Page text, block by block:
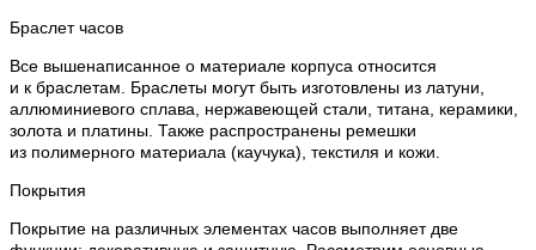
Браслет часов
Все вышенаписанное о материале корпуса относится
и к браслетам. Браслеты могут быть изготовлены из латуни,
аллюминиевого сплава, нержавеющей стали, титана, керамики,
золота и платины. Также распространены ремешки
из полимерного материала (каучука), текстиля и кожи.
Покрытия
Покрытие на различных элементах часов выполняет две